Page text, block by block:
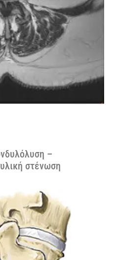
–
στένωση